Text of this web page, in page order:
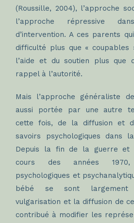
(Roussille, 2004), l’approche
l’approche répressive
d’intervention. A ces parents
difficulté plus que «
l’aide et du soutien plus que
rappel à l’autorité.
Mais l’approche généraliste
aussi portée par une autre
cette fois, de la diffusion et
savoirs psychologiques dans
Depuis la fin de la guerre et
cours des années
psychologiques et
bébé se sont largement
vulgarisation et la diffusion de
contribué à modifier les